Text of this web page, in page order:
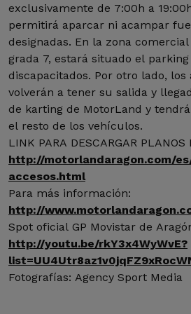
exclusivamente de 7:00h a
permitirá aparcar ni acampar
designadas. En la zona
grada 7, estará situado el
discapacitados. Por otro lado, los
volverán a tener su salida y
de karting de MotorLand y
el resto de los vehículos.
LINK PARA DESCARGAR
http://motorlandaragon.com/
accesos.html
Para más información:
http://
Spot oficial GP Movistar de
http://youtu.be/rkY3x4WyWvE?
Fotografías: Agency Sport Media